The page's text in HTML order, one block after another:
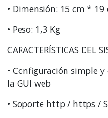
• Dimensión: 15 cm * 19
• Peso: 1,3 Kg
CARACTERÍSTICAS DEL
• Configuración simple
la GUI web
• Soporte http / https /